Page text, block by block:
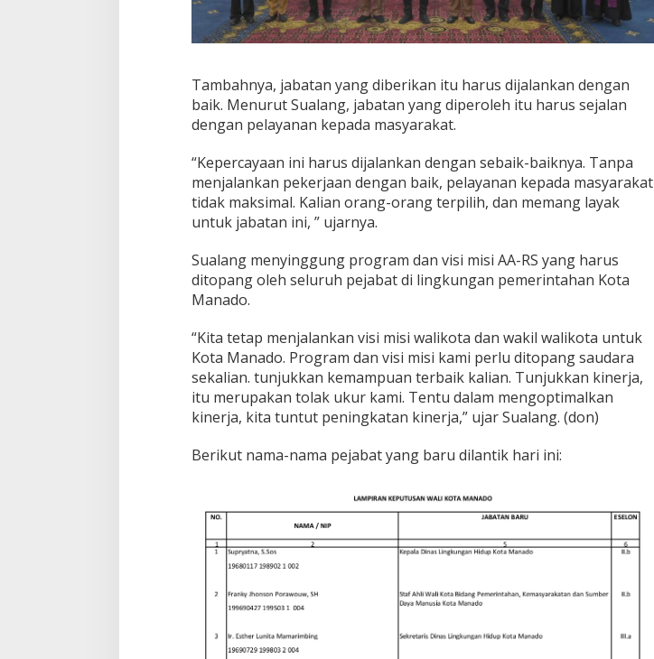
Tambahnya, jabatan yang diberikan itu harus dijalankan dengan
baik. Menurut Sualang, jabatan yang diperoleh itu harus sejalan
dengan pelayanan kepada masyarakat.
“Kepercayaan ini harus dijalankan dengan sebaik-baiknya. Tanpa
menjalankan pekerjaan dengan baik, pelayanan kepada masyarakat
tidak maksimal. Kalian orang-orang terpilih, dan memang layak
untuk jabatan ini, ” ujarnya.
Sualang menyinggung program dan visi misi AA-RS yang harus
ditopang oleh seluruh pejabat di lingkungan pemerintahan Kota
Manado.
“Kita tetap menjalankan visi misi walikota dan wakil walikota untuk
Kota Manado. Program dan visi misi kami perlu ditopang saudara
sekalian. tunjukkan kemampuan terbaik kalian. Tunjukkan kinerja,
itu merupakan tolak ukur kami. Tentu dalam mengoptimalkan
kinerja, kita tuntut peningkatan kinerja,” ujar Sualang. (don)
Berikut nama-nama pejabat yang baru dilantik hari ini: